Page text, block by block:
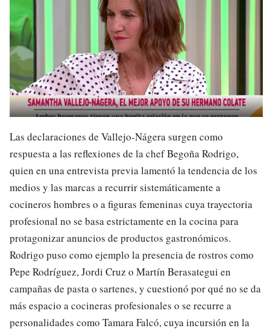
Las declaraciones de Vallejo-Nágera surgen como
respuesta a las reflexiones de la chef Begoña Rodrigo,
quien en una entrevista previa lamentó la tendencia de los
medios y las marcas a recurrir sistemáticamente a
cocineros hombres o a figuras femeninas cuya trayectoria
profesional no se basa estrictamente en la cocina para
protagonizar anuncios de productos gastronómicos.
Rodrigo puso como ejemplo la presencia de rostros como
Pepe Rodríguez, Jordi Cruz o Martín Berasategui en
campañas de pasta o sartenes, y cuestionó por qué no se da
más espacio a cocineras profesionales o se recurre a
personalidades como Tamara Falcó, cuya incursión en la